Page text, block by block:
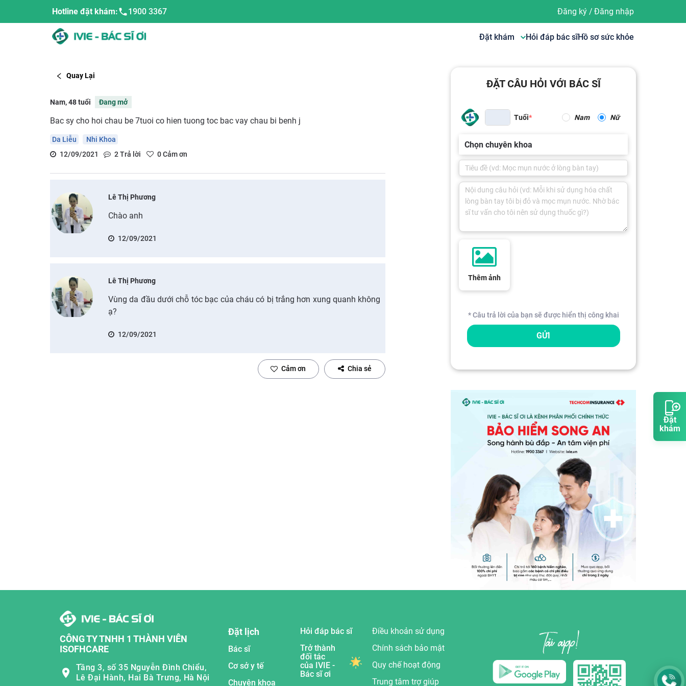
Đặt
khám
Hotline đặt khám: 1900 3367 Đăng ký/ Đăng nhập
Đặt khám Hỏi đáp bác sĩHồ sơ sức khỏe
Quay Lại
Nam, 48 tuổi Đang mở
Bac sy cho hoi chau be 7tuoi co hien tuong toc bac vay chau bi benh j
Da Liễu
Nhi Khoa
12/09/2021
2Trả lời 0Cảm ơn
Lê Thị Phương
Chào anh
12/09/2021
Lê Thị Phương
Vùng da đầu dưới chỗ tóc bạc của cháu có bị trắng hơn xung quanh không
ạ?
12/09/2021
Cảm ơn Chia sẻ
ĐẶT CÂU HỎI VỚI BÁC SĨ
Tuổi Nam Nữ
Chọn chuyên khoa
Thêm ảnh
* Câu trả lời của bạn sẽ được hiển thị công khai
GỬI
CÔNG TY TNHH 1 THÀNH VIÊN
ISOFHCARE
Tầng 3, số 35 Nguyễn Đình Chiểu,
Lê Đại Hành, Hai Bà Trưng, Hà Nội
Đặt lịch
Bác sĩ
Cơ sở y tế
Chuyên khoa
Hỏi đáp bác sĩ
Trở thành
đối tác
của IVIE -
Bác sĩ ơi
Điều khoản sử dụng
Chính sách bảo mật
Quy chế hoạt động
Trung tâm trợ giúp